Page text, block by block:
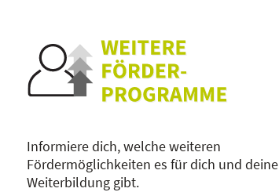
Informiere dich, welche weiteren
Fördermöglichkeiten es für dich und deine
Weiterbildung gibt.